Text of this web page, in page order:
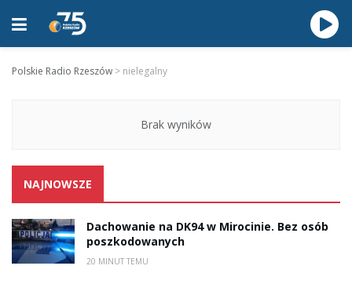
Polskie Radio Rzeszów > nielegalny
Brak wyników
NAJNOWSZE
Dachowanie na DK94 w Mirocinie. Bez osób
poszkodowanych
20 MINUT TEMU